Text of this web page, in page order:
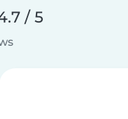
/ 5